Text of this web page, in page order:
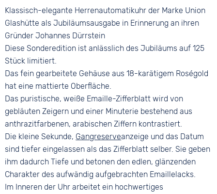
Klassisch-elegante Herrenautomatikuhr der Marke Union
Glashütte als Jubiläumsausgabe in Erinnerung an ihren
Gründer Johannes Dürrstein
Diese Sonderedition ist anlässlich des Jubiläums auf 125
Stück limitiert.
Das fein gearbeitete Gehäuse aus 18-karätigem Roségold
hat eine mattierte Oberfläche.
Das puristische, weiße Emaille-Zifferblatt wird von
gebläuten Zeigern und einer Minuterie bestehend aus
anthrazitfarbenen, arabischen Ziffern kontrastiert.
Die kleine Sekunde, Gangreserveanzeige und das Datum
sind tiefer eingelassen als das Zifferblatt selber. Sie geben
ihm dadurch Tiefe und betonen den edlen, glänzenden
Charakter des aufwändig aufgebrachten Emaillelacks.
Im Inneren der Uhr arbeitet ein hochwertiges